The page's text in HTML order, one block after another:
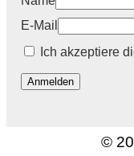
E-Mail
Ich akzeptiere
Anmelden
©